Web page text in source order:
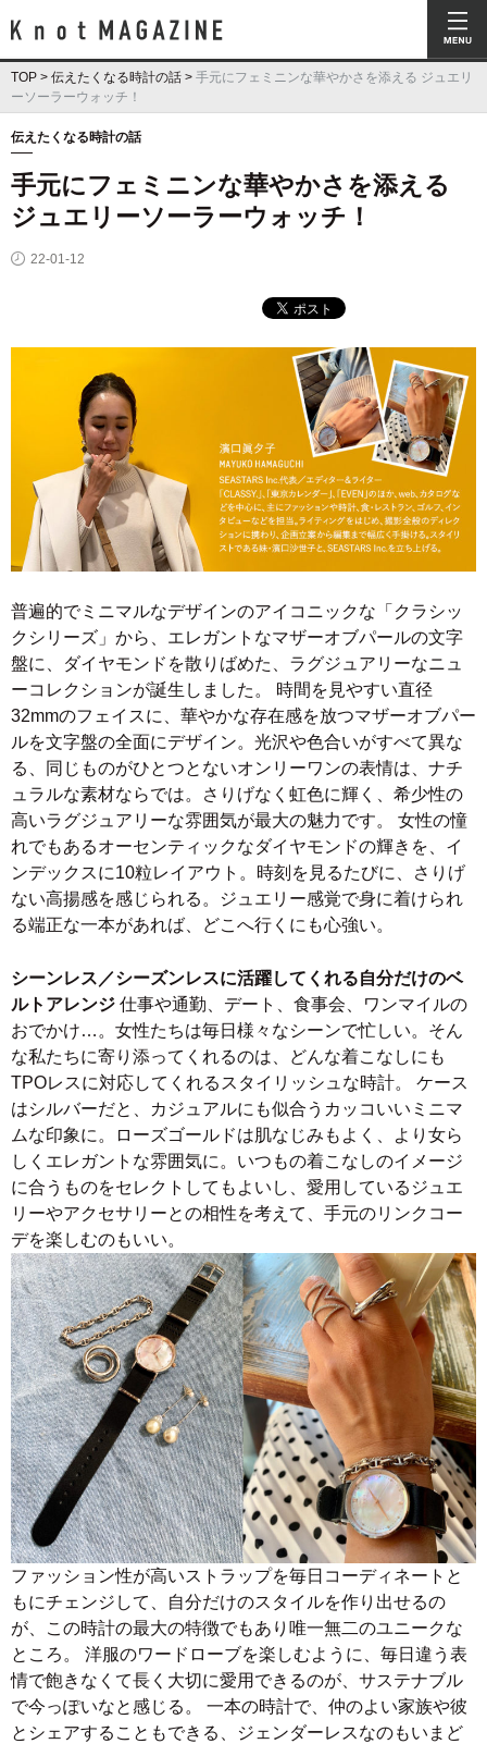
Knot Magazine ノットマガジン
TOP > 伝えたくなる時計の話 > 手元にフェミニンな華やかさを添える ジュエリ
ーソーラーウォッチ！
伝えたくなる時計の話
手元にフェミニンな華やかさを添える
ジュエリーソーラーウォッチ！
22-01-12
普遍的でミニマルなデザインのアイコニックな「クラシッ
クシリーズ」から、エレガントなマザーオブパールの文字
盤に、ダイヤモンドを散りばめた、ラグジュアリーなニュ
ーコレクションが誕生しました。 時間を見やすい直径
32mmのフェイスに、華やかな存在感を放つマザーオブパー
ルを文字盤の全面にデザイン。光沢や色合いがすべて異な
る、同じものがひとつとないオンリーワンの表情は、ナチ
ュラルな素材ならでは。さりげなく虹色に輝く、希少性の
高いラグジュアリーな雰囲気が最大の魅力です。 女性の憧
れでもあるオーセンティックなダイヤモンドの輝きを、イ
ンデックスに10粒レイアウト。時刻を見るたびに、さりげ
ない高揚感を感じられる。ジュエリー感覚で身に着けられ
る端正な一本があれば、どこへ行くにも心強い。
シーンレス／シーズンレスに活躍してくれる自分だけのベ
ルトアレンジ 仕事や通勤、デート、食事会、ワンマイルの
おでかけ…。女性たちは毎日様々なシーンで忙しい。そん
な私たちに寄り添ってくれるのは、どんな着こなしにも
TPOレスに対応してくれるスタイリッシュな時計。 ケース
はシルバーだと、カジュアルにも似合うカッコいいミニマ
ムな印象に。ローズゴールドは肌なじみもよく、より女ら
しくエレガントな雰囲気に。いつもの着こなしのイメージ
に合うものをセレクトしてもよいし、愛用しているジュエ
リーやアクセサリーとの相性を考えて、手元のリンクコー
デを楽しむのもいい。
ファッション性が高いストラップを毎日コーディネートと
もにチェンジして、自分だけのスタイルを作り出せるの
が、この時計の最大の特徴でもあり唯一無二のユニークな
ところ。 洋服のワードローブを楽しむように、毎日違う表
情で飽きなくて長く大切に愛用できるのが、サステナブル
で今っぽいなと感じる。 一本の時計で、仲のよい家族や彼
とシェアすることもできる、ジェンダーレスなのもいまど